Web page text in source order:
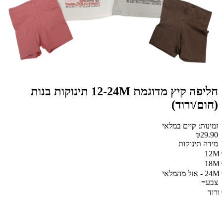
חליפה קיץ מדוגמת 12-24M תינוקות בנות
(חום/ורוד)
זמינות: קיים במלאי
₪29.90
מידה תינוקות
12M
18M
24M - אזל מהמלאי
צבע=
ורוד